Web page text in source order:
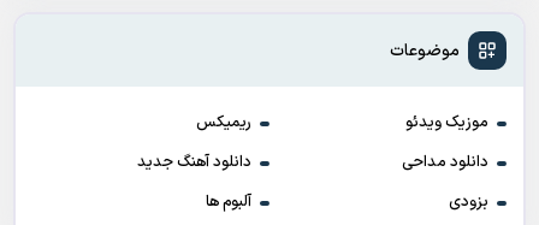
موضوعات
موزیک ویدئو
ریمیکس
دانلود مداحی
دانلود آهنگ جدید
بزودی
آلبوم ها